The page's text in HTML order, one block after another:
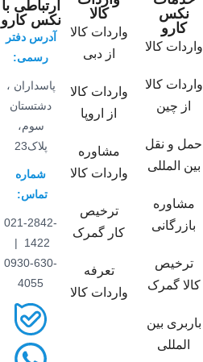
نکس
کارو
واردات کالا
واردات کالا
از چین
حمل و نقل
بین المللی
مشاوره
بازرگانی
ترخیص
کالا گمرک
باربری بین
المللی
کالا
واردات کالا
از دبی
واردات کالا
از اروپا
مشاوره
واردات کالا
ترخیص
کار گمرک
تعرفه
واردات کالا
ارتباطی با
نکس کارو
آدرس دفتر
رسمی:
پاسداران ،
دشتستان
سوم،
پلاک23
شماره
تماس:
021-2842-
1422 |
0930-630-
4055